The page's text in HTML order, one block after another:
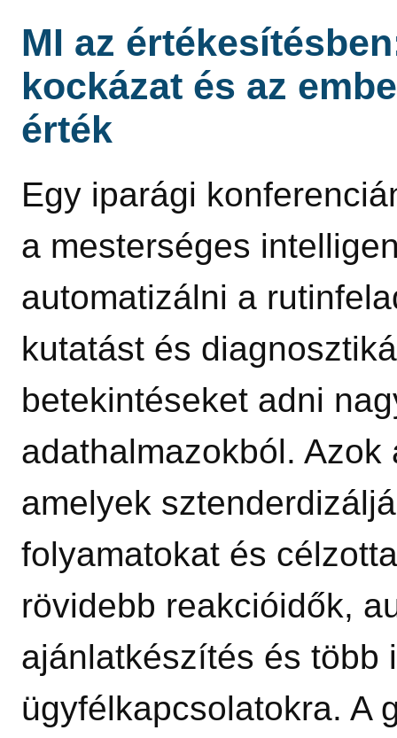
MI az
kockázat és az
érték
Egy iparági
a mesterséges
automatizálni a
kutatást és
betekintéseket adni
adathalmazokból.
amelyek
folyamatokat és
rövidebb reakcióidők,
ajánlatkészítés és több
ügyfélkapcsolatokra. A